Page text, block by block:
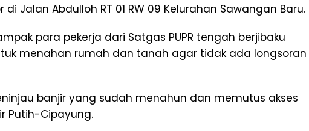
Jalan Abdulloh RT 01 RW 09 Kelurahan Sawangan Baru.
para pekerja dari Satgas PUPR tengah berjibaku
menahan rumah dan tanah agar tidak ada longsoran
banjir yang sudah menahun dan memutus akses
Putih-Cipayung.